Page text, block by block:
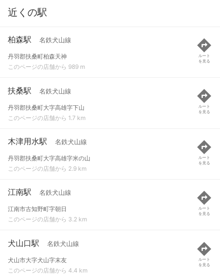
近くの駅
柏森駅 名鉄犬山線
丹羽郡扶桑町柏森天神
このページの店舗から 989 m
ルート
を見る
扶桑駅 名鉄犬山線
丹羽郡扶桑町大字高雄字下山
このページの店舗から 1.7 km
ルート
を見る
木津用水駅 名鉄犬山線
丹羽郡扶桑町大字高雄字米の山
このページの店舗から 2.9 km
ルート
を見る
江南駅 名鉄犬山線
江南市古知野町字朝日
このページの店舗から 3.2 km
ルート
を見る
犬山口駅 名鉄犬山線
犬山市大字犬山字末友
このページの店舗から 4.4 km
ルート
を見る